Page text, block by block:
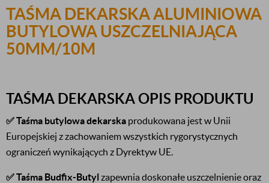
TAŚMA DEKARSKA ALUMINIOWA
BUTYLOWA USZCZELNIAJĄCA
50MM/10M
TAŚMA DEKARSKA OPIS PRODUKTU
✅Taśma butylowadekarska produkowana jest w Unii
Europejskiej z zachowaniem wszystkich rygorystycznych
ograniczeń wynikających z Dyrektyw UE.
✅Taśma Budfix-Butylzapewnia doskonałe uszczelnienie oraz